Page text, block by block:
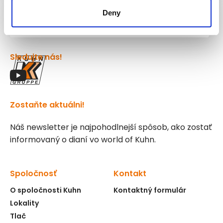
Deny
Žeriavy a manipulačné systémy
Zostaňte aktuálni!
Náš newsletter je najpohodlnejší spôsob, ako zostať
informovaný o dianí vo world of Kuhn.
Spoločnosť
O spoločnosti Kuhn
Lokality
Tlač
Kontakt
Kontaktný formulár
Sledujte nás!